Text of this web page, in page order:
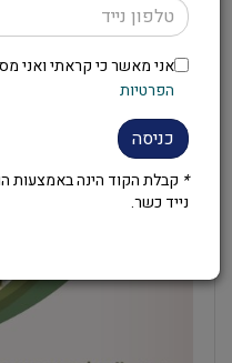
להזמנת
העובדים
אני מאשר כי קראתי ואני
הפרטיות
כניסה
* קבלת הקוד הינה באמצעות
נייד כשר.